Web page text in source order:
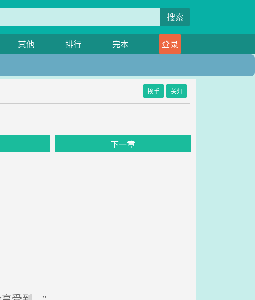
搜索
其他 排行 完本
登录
换手 关灯
下一章